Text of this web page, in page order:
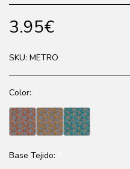
3.95€
SKU: METRO
Color:
Base Tejido: